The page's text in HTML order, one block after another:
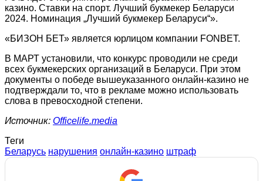
казино. Ставки на спорт. Лучший букмекер Беларуси
2024. Номинация „Лучший букмекер Беларуси“».
«БИЗОН БЕТ» является юрлицом компании FONBET.
В МАРТ установили, что конкурс проводили не среди
всех букмекерских организаций в Беларуси. При этом
документы о победе вышеуказанного онлайн-казино не
подтверждали то, что в рекламе можно использовать
слова в превосходной степени.
Источник: Officelife.media
Теги
Беларусь нарушения онлайн-казино штраф